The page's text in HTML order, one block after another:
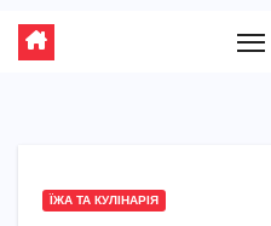
ЇЖА ТА КУЛІНАРІЯ